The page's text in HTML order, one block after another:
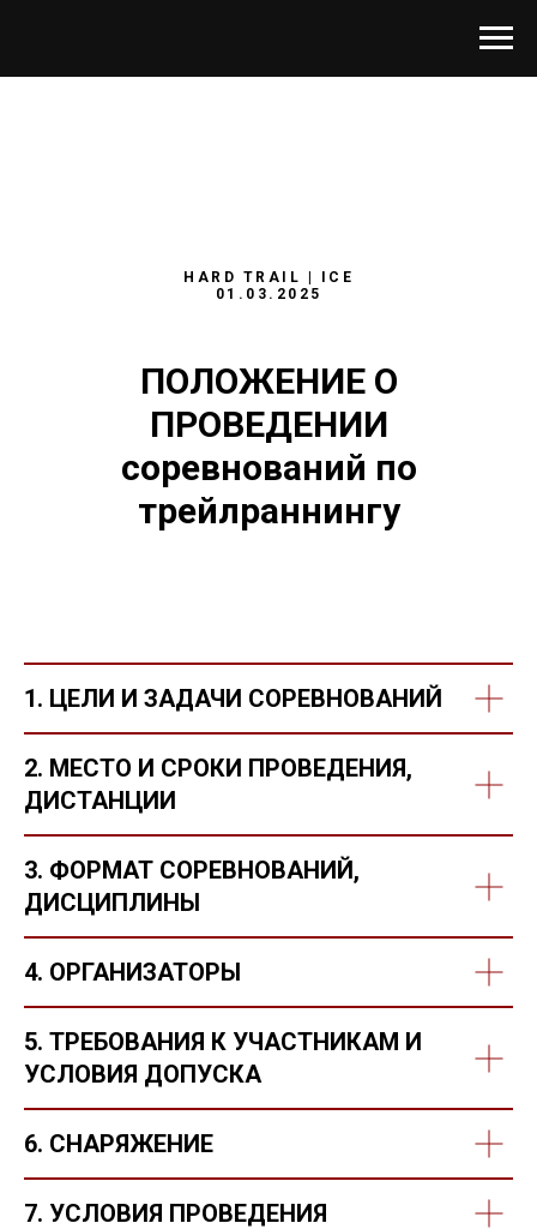
HARD TRAIL | ICE
01.03.2025
ПОЛОЖЕНИЕ О
ПРОВЕДЕНИИ
соревнований по
трейлраннингу
1. ЦЕЛИ И ЗАДАЧИ СОРЕВНОВАНИЙ
2. МЕСТО И СРОКИ ПРОВЕДЕНИЯ,
ДИСТАНЦИИ
3. ФОРМАТ СОРЕВНОВАНИЙ,
ДИСЦИПЛИНЫ
4. ОРГАНИЗАТОРЫ
5. ТРЕБОВАНИЯ К УЧАСТНИКАМ И
УСЛОВИЯ ДОПУСКА
6. СНАРЯЖЕНИЕ
7. УСЛОВИЯ ПРОВЕДЕНИЯ